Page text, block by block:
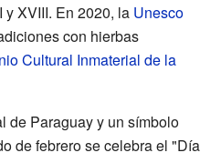
XVIII. En 2020, la Unesco
con hierbas
Cultural Inmaterial de la
de Paraguay y un símbolo
de febrero se celebra el "Día